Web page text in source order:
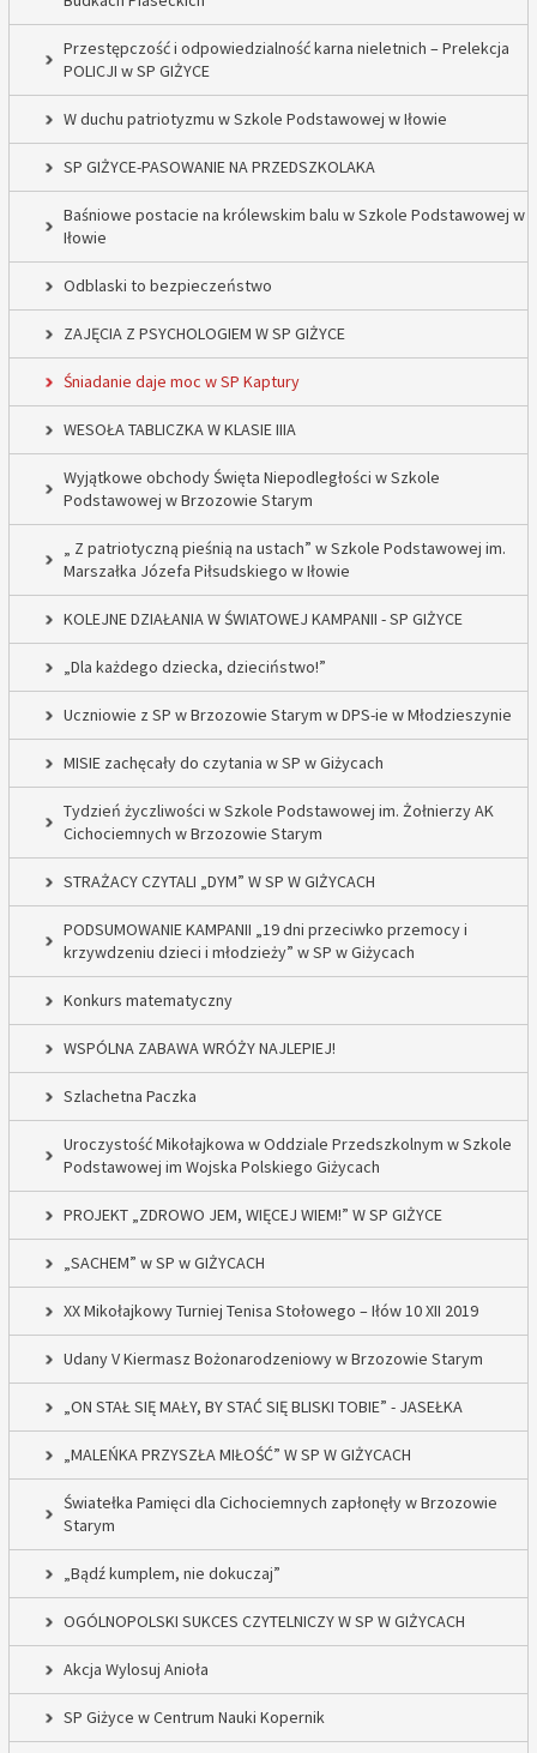
Przestępczość i odpowiedzialność karna nieletnich – Prelekcja
POLICJI w SP GIŻYCE
W duchu patriotyzmu w Szkole Podstawowej w Iłowie
SP GIŻYCE-PASOWANIE NA PRZEDSZKOLAKA
Baśniowe postacie na królewskim balu w Szkole Podstawowej w
Iłowie
Odblaski to bezpieczeństwo
ZAJĘCIA Z PSYCHOLOGIEM W SP GIŻYCE
Śniadanie daje moc w SP Kaptury
WESOŁA TABLICZKA W KLASIE IIIA
Wyjątkowe obchody Święta Niepodległości w Szkole
Podstawowej w Brzozowie Starym
„ Z patriotyczną pieśnią na ustach” w Szkole Podstawowej im.
Marszałka Józefa Piłsudskiego w Iłowie
KOLEJNE DZIAŁANIA W ŚWIATOWEJ KAMPANII - SP GIŻYCE
„Dla każdego dziecka, dzieciństwo!”
Uczniowie z SP w Brzozowie Starym w DPS-ie w Młodzieszynie
MISIE zachęcały do czytania w SP w Giżycach
Tydzień życzliwości w Szkole Podstawowej im. Żołnierzy AK
Cichociemnych w Brzozowie Starym
STRAŻACY CZYTALI „DYM” W SP W GIŻYCACH
PODSUMOWANIE KAMPANII „19 dni przeciwko przemocy i
krzywdzeniu dzieci i młodzieży” w SP w Giżycach
Konkurs matematyczny
WSPÓLNA ZABAWA WRÓŻY NAJLEPIEJ!
Szlachetna Paczka
Uroczystość Mikołajkowa w Oddziale Przedszkolnym w Szkole
Podstawowej im Wojska Polskiego Giżycach
PROJEKT „ZDROWO JEM, WIĘCEJ WIEM!” W SP GIŻYCE
„SACHEM” w SP w GIŻYCACH
XX Mikołajkowy Turniej Tenisa Stołowego – Iłów 10 XII 2019
Udany V Kiermasz Bożonarodzeniowy w Brzozowie Starym
„ON STAŁ SIĘ MAŁY, BY STAĆ SIĘ BLISKI TOBIE” - JASEŁKA
„MALEŃKA PRZYSZŁA MIŁOŚĆ” W SP W GIŻYCACH
Światełka Pamięci dla Cichociemnych zapłonęły w Brzozowie
Starym
„Bądź kumplem, nie dokuczaj”
OGÓLNOPOLSKI SUKCES CZYTELNICZY W SP W GIŻYCACH
Akcja Wylosuj Anioła
SP Giżyce w Centrum Nauki Kopernik